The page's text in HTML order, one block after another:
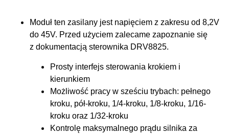
Moduł ten zasilany jest napięciem z zakresu od 8,2V
do 45V. Przed użyciem zalecame zapoznanie się
z dokumentacją sterownika DRV8825.
Prosty interfejs sterowania krokiem i
kierunkiem
Możliwość pracy w sześciu trybach: pełnego
kroku, pół-kroku, 1/4-kroku, 1/8-kroku, 1/16-
kroku oraz 1/32-kroku
Kontrolę maksymalnego prądu silnika za